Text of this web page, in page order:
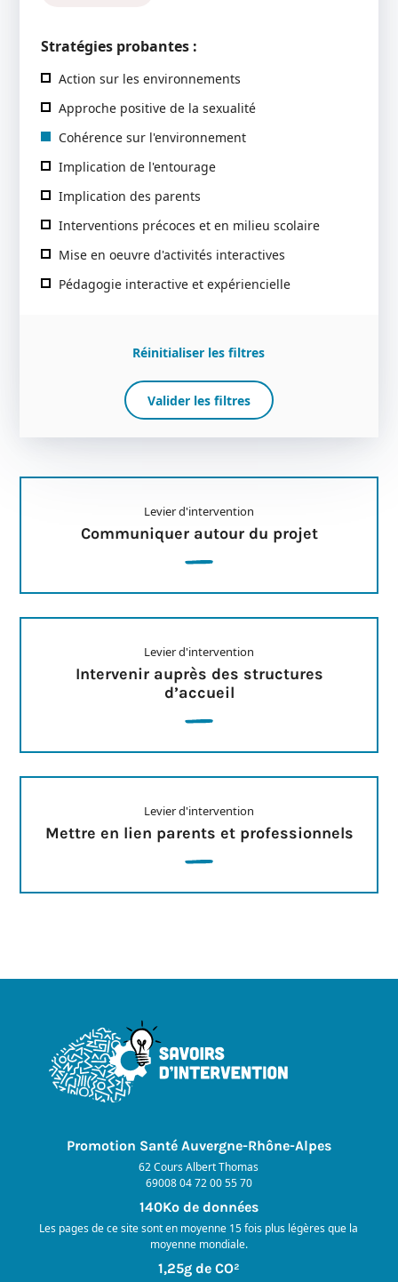
Stratégies probantes :
Action sur les environnements
Approche positive de la sexualité
Cohérence sur l'environnement
Implication de l'entourage
Implication des parents
Interventions précoces et en milieu scolaire
Mise en oeuvre d'activités interactives
Pédagogie interactive et expériencielle
Réinitialiser les filtres
Valider les filtres
Levier d'intervention
Communiquer autour du projet
Levier d'intervention
Intervenir auprès des structures
d’accueil
Levier d'intervention
Mettre en lien parents et professionnels
Promotion Santé Auvergne-Rhône-Alpes
62 Cours Albert Thomas
69008 04 72 00 55 70
140Ko de données
Les pages de ce site sont en moyenne 15 fois plus légères que la
moyenne mondiale.
1,25g de CO²